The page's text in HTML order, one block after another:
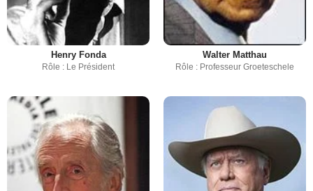
Henry Fonda
Rôle : Le Président
Walter Matthau
Rôle : Professeur Groeteschele